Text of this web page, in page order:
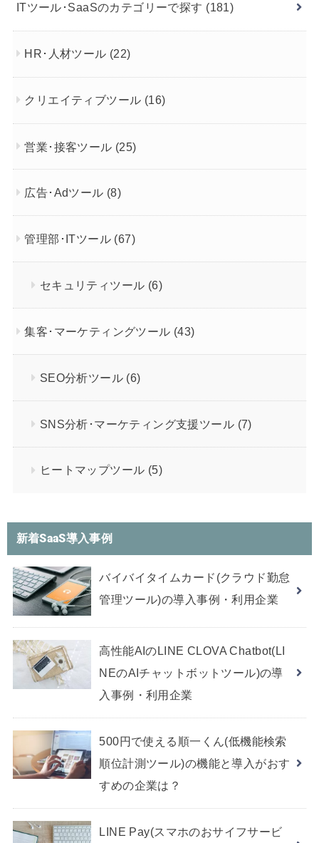
ITツール･SaaSのカテゴリーで探す (181)
HR･人材ツール (22)
クリエイティブツール (16)
営業･接客ツール (25)
広告･Adツール (8)
管理部･ITツール (67)
セキュリティツール (6)
集客･マーケティングツール (43)
SEO分析ツール (6)
SNS分析･マーケティング支援ツール (7)
ヒートマップツール (5)
新着SaaS導入事例
バイバイタイムカード(クラウド勤怠
管理ツール)の導入事例・利用企業
高性能AIのLINE CLOVA Chatbot(LI
NEのAIチャットボットツール)の導
入事例・利用企業
500円で使える順一くん(低機能検索
順位計測ツール)の機能と導入がおす
すめの企業は？
LINE Pay(スマホのおサイフサービ